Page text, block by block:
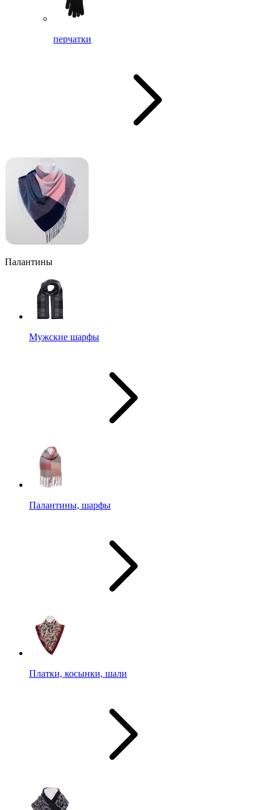
перчатки
Палантины
Мужские шарфы
Палантины, шарфы
Платки, косынки, шали